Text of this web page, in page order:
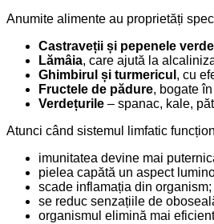
Anumite alimente au proprietăți
Castraveții și pepenele verde
Lămâia, care ajută la
Ghimbirul și turmericul , cu
Fructele de pădure, bogate
Verdețurile – spanac, kale,
Atunci când sistemul limfatic
imunitatea devine mai
pielea capătă un aspect
scade inflamația din organism;
se reduc senzațiile de
organismul elimină mai